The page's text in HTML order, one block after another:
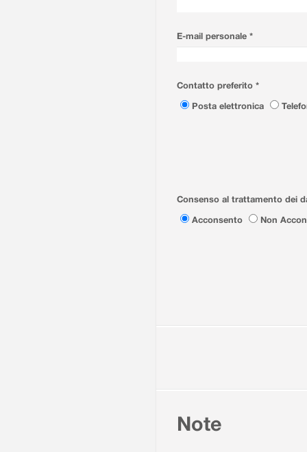
E-mail personale *
Contatto preferito *
Posta elettronica
Consenso al trattamento dei
Acconsento
Non
Note